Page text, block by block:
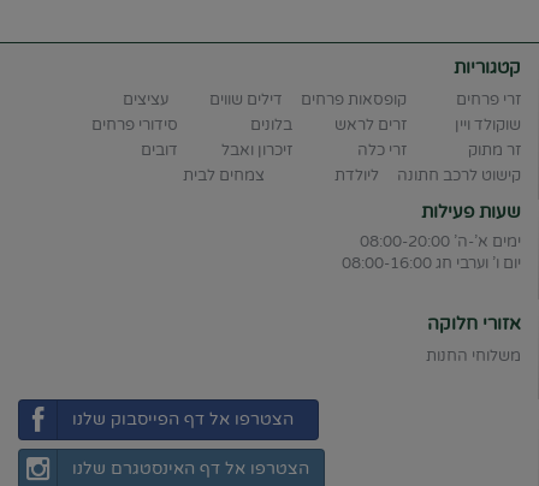
קטגוריות
זרי פרחים קופסאות פרחים דילים שווים
עציצים
שוקולד ויין
זרים לראש בלונים
סידורי פרחים
זר מתוק
זרי כלה זיכרון ואבל
דובים
קישוט לרכב חתונה
ליולדת צמחים לבית
שעות פעילות
ימים א'-ה' 08:00-20:00
יום ו' וערבי חג 08:00-16:00
אזורי חלוקה
משלוחי החנות
הצטרפו אל דף הפייסבוק שלנו
הצטרפו אל דף האינסטגרם שלנו